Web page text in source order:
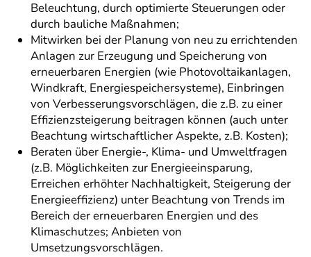
Beleuchtung, durch optimierte Steuerungen oder
durch bauliche Maßnahmen;
Mitwirken bei der Planung von neu zu errichtenden
Anlagen zur Erzeugung und Speicherung von
erneuerbaren Energien (wie Photovoltaikanlagen,
Windkraft, Energiespeichersysteme), Einbringen
von Verbesserungsvorschlägen, die z.B. zu einer
Effizienzsteigerung beitragen können (auch unter
Beachtung wirtschaftlicher Aspekte, z.B. Kosten);
Beraten über Energie-, Klima- und Umweltfragen
(z.B. Möglichkeiten zur Energieeinsparung,
Erreichen erhöhter Nachhaltigkeit, Steigerung der
Energieeffizienz) unter Beachtung von Trends im
Bereich der erneuerbaren Energien und des
Klimaschutzes; Anbieten von
Umsetzungsvorschlägen.